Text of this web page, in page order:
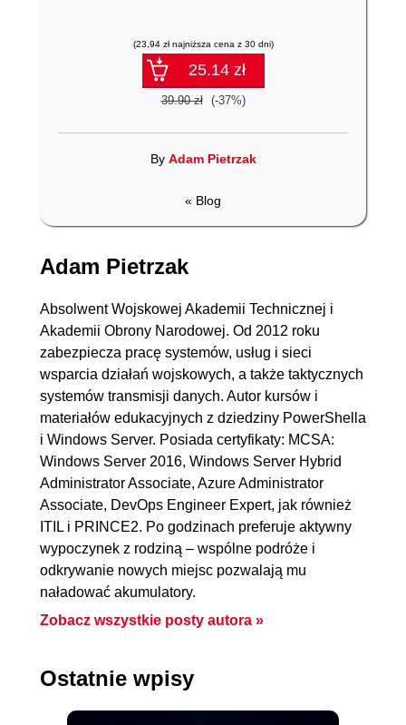
(23,94 zł najniższa cena z 30 dni)
25.14 zł
39.90 zł (-37%)
« Blog
By Adam Pietrzak
Adam Pietrzak
Absolwent Wojskowej Akademii Technicznej i
Akademii Obrony Narodowej. Od 2012 roku
zabezpiecza pracę systemów, usług i sieci
wsparcia działań wojskowych, a także taktycznych
systemów transmisji danych. Autor kursów i
materiałów edukacyjnych z dziedziny PowerShella
i Windows Server. Posiada certyfikaty: MCSA:
Windows Server 2016, Windows Server Hybrid
Administrator Associate, Azure Administrator
Associate, DevOps Engineer Expert, jak również
ITIL i PRINCE2. Po godzinach preferuje aktywny
wypoczynek z rodziną – wspólne podróże i
odkrywanie nowych miejsc pozwalają mu
naładować akumulatory.
Zobacz wszystkie posty autora »
Ostatnie wpisy